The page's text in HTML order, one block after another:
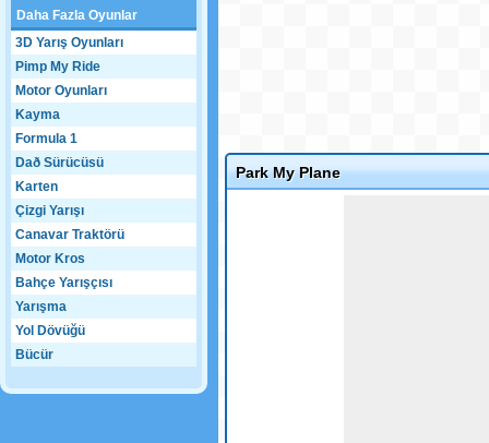
Daha Fazla Oyunlar
3D Yarış Oyunları
Pimp My Ride
Motor Oyunları
Kayma
Formula 1
Dað Sürücüsü
Karten
Çizgi Yarışı
Canavar Traktörü
Motor Kros
Bahçe Yarışçısı
Yarışma
Yol Dövüğü
Bücür
Park My Plane